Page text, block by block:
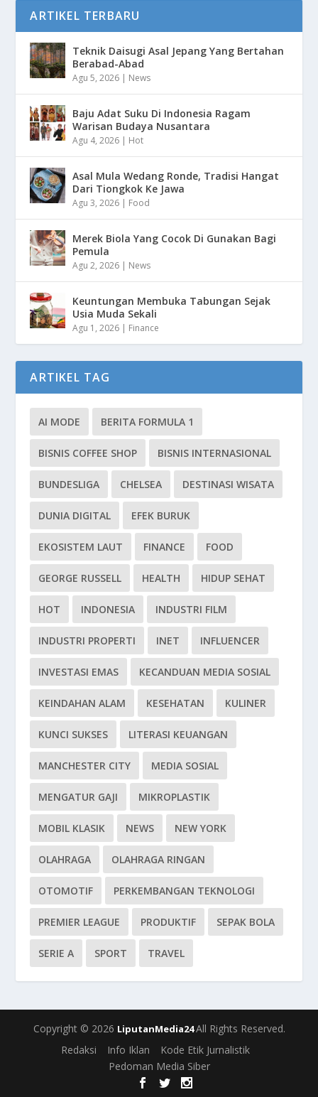
ARTIKEL TERBARU
Teknik Daisugi Asal Jepang Yang Bertahan
Berabad-Abad
Agu 5, 2026 | News
Baju Adat Suku Di Indonesia Ragam
Warisan Budaya Nusantara
Agu 4, 2026 | Hot
Asal Mula Wedang Ronde, Tradisi Hangat
Dari Tiongkok Ke Jawa
Agu 3, 2026 | Food
Merek Biola Yang Cocok Di Gunakan Bagi
Pemula
Agu 2, 2026 | News
Keuntungan Membuka Tabungan Sejak
Usia Muda Sekali
Agu 1, 2026 | Finance
ARTIKEL TAG
AI MODE BERITA FORMULA 1
BISNIS COFFEE SHOP BISNIS INTERNASIONAL
BUNDESLIGA CHELSEA DESTINASI WISATA
DUNIA DIGITAL EFEK BURUK
EKOSISTEM LAUT FINANCE FOOD
GEORGE RUSSELL HEALTH HIDUP SEHAT
HOT INDONESIA INDUSTRI FILM
INDUSTRI PROPERTI INET INFLUENCER
INVESTASI EMAS KECANDUAN MEDIA SOSIAL
KEINDAHAN ALAM KESEHATAN KULINER
KUNCI SUKSES LITERASI KEUANGAN
MANCHESTER CITY MEDIA SOSIAL
MENGATUR GAJI MIKROPLASTIK
MOBIL KLASIK NEWS NEW YORK
OLAHRAGA OLAHRAGA RINGAN
OTOMOTIF PERKEMBANGAN TEKNOLOGI
PREMIER LEAGUE PRODUKTIF SEPAK BOLA
SERIE A SPORT TRAVEL
Copyright © 2026 LiputanMedia24All Rights Reserved.
Redaksi
Info Iklan
Kode Etik Jurnalistik
Pedoman Media Siber